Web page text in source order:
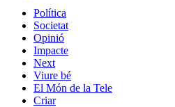
Política
Societat
Opinió
Impacte
Next
Viure bé
El Món de la Tele
Criar